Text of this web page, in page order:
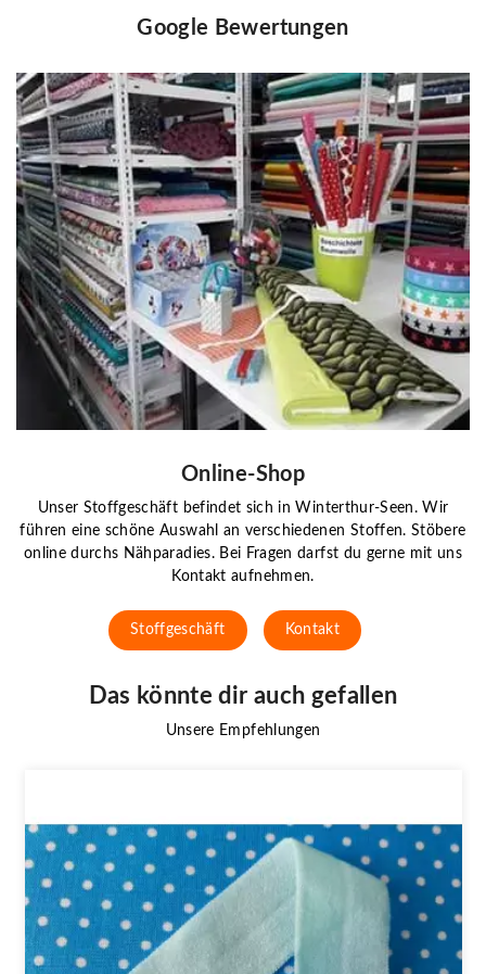
Google Bewertungen
Online-Shop
Unser Stoffgeschäft befindet sich in Winterthur-Seen. Wir
führen eine schöne Auswahl an verschiedenen Stoffen. Stöbere
online durchs Nähparadies. Bei Fragen darfst du gerne mit uns
Kontakt aufnehmen.
Stoffgeschäft Kontakt
Das könnte dir auch gefallen
Unsere Empfehlungen